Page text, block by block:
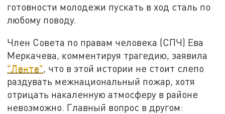
готовности молодежи пускать в ход сталь по
любому поводу.
Член Совета по правам человека (СПЧ) Ева
Меркачева, комментируя трагедию, заявила
"Ленте", что в этой истории не стоит слепо
раздувать межнациональный пожар, хотя
отрицать накаленную атмосферу в районе
невозможно. Главный вопрос в другом: